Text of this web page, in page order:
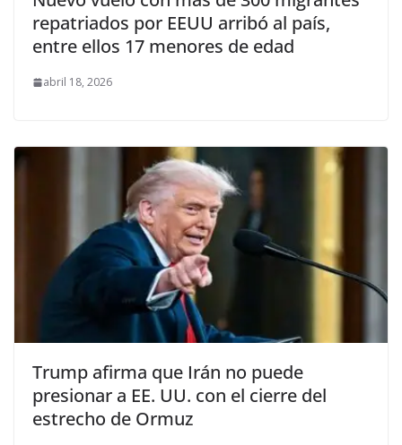
repatriados por EEUU arribó al país,
entre ellos 17 menores de edad
abril 18, 2026
Trump afirma que Irán no puede
presionar a EE. UU. con el cierre del
estrecho de Ormuz